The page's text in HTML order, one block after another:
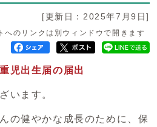
[更新日：2025年7月9日]
へのリンクは別ウィンドウで開きます
児出生届の届出
います。
の健やかな成長のために、保